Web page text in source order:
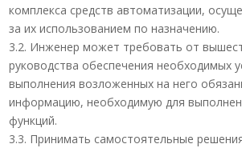
комплекса средств автоматизации,
за их использованием по назначению.
3.2. Инженер может требовать от
руководства обеспечения необходимых
выполнения возложенных на него
информацию, необходимую для
функций.
3.3. Принимать самостоятельные